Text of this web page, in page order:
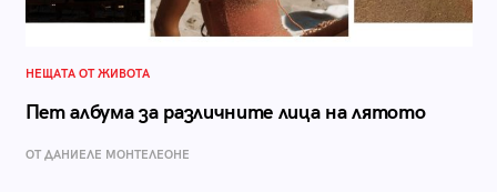
НЕЩАТА ОТ ЖИВОТА
Пет албума за различните лица на лятото
ОТ ДАНИЕЛЕ МОНТЕЛЕОНЕ